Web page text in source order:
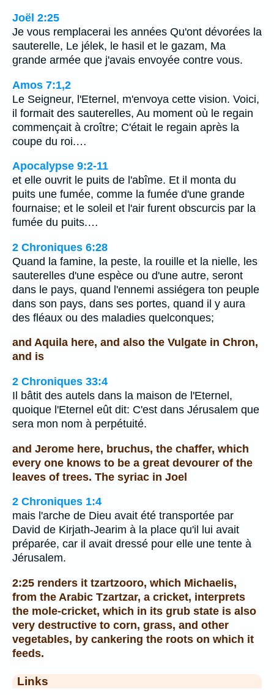
Joël 2:25
Je vous remplacerai les années Qu'ont dévorées la
sauterelle, Le jélek, le hasil et le gazam, Ma
grande armée que j'avais envoyée contre vous.
Amos 7:1,2
Le Seigneur, l'Eternel, m'envoya cette vision. Voici,
il formait des sauterelles, Au moment où le regain
commençait à croître; C'était le regain après la
coupe du roi.…
Apocalypse 9:2-11
et elle ouvrit le puits de l'abîme. Et il monta du
puits une fumée, comme la fumée d'une grande
fournaise; et le soleil et l'air furent obscurcis par la
fumée du puits.…
2 Chroniques 6:28
Quand la famine, la peste, la rouille et la nielle, les
sauterelles d'une espèce ou d'une autre, seront
dans le pays, quand l'ennemi assiégera ton peuple
dans son pays, dans ses portes, quand il y aura
des fléaux ou des maladies quelconques;
and Aquila here, and also the Vulgate in Chron,
and is
2 Chroniques 33:4
Il bâtit des autels dans la maison de l'Eternel,
quoique l'Eternel eût dit: C'est dans Jérusalem que
sera mon nom à perpétuité.
and Jerome here, bruchus, the chaffer, which
every one knows to be a great devourer of the
leaves of trees. The syriac in Joel
2 Chroniques 1:4
mais l'arche de Dieu avait été transportée par
David de Kirjath-Jearim à la place qu'il lui avait
préparée, car il avait dressé pour elle une tente à
Jérusalem.
2:25 renders it tzartzooro, which Michaelis,
from the Arabic Tzartzar, a cricket, interprets
the mole-cricket, which in its grub state is also
very destructive to corn, grass, and other
vegetables, by cankering the roots on which it
feeds.
Links